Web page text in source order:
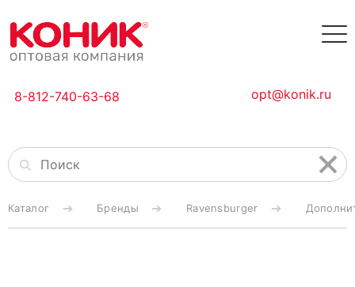
8-812-740-63-68 opt@konik.ru
Каталог Бренды Ravensburger